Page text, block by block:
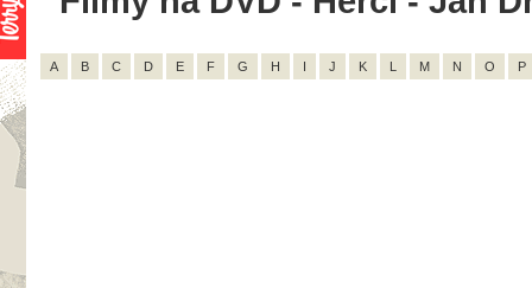
A B C D E F G H I J K L M N O P